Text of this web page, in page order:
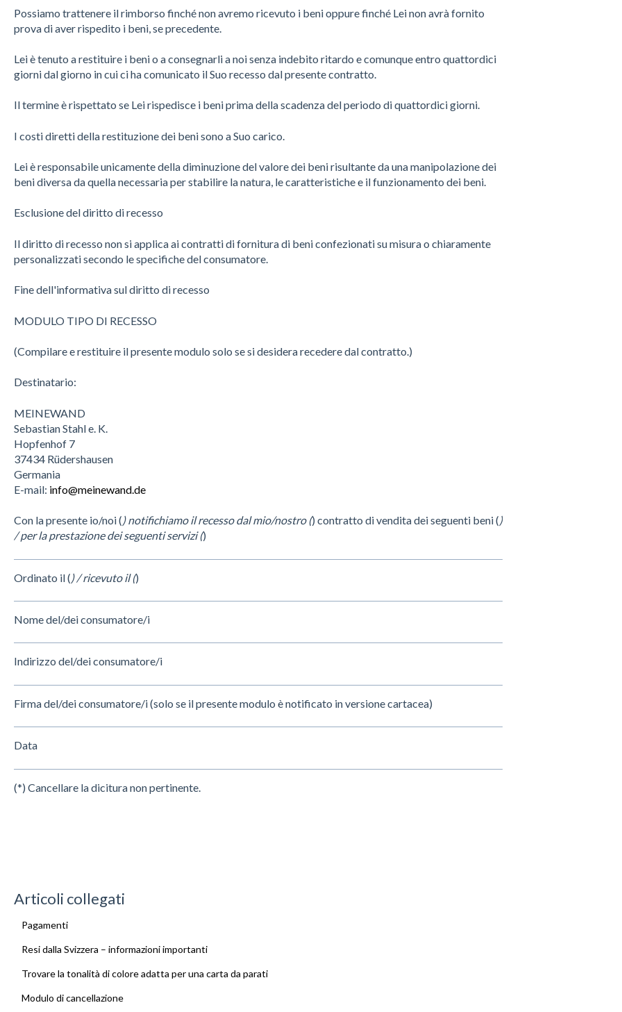
Possiamo trattenere il rimborso finché non avremo ricevuto i beni oppure finché Lei non avrà fornito
prova di aver rispedito i beni, se precedente.
Lei è tenuto a restituire i beni o a consegnarli a noi senza indebito ritardo e comunque entro quattordici
giorni dal giorno in cui ci ha comunicato il Suo recesso dal presente contratto.
Il termine è rispettato se Lei rispedisce i beni prima della scadenza del periodo di quattordici giorni.
I costi diretti della restituzione dei beni sono a Suo carico.
Lei è responsabile unicamente della diminuzione del valore dei beni risultante da una manipolazione dei
beni diversa da quella necessaria per stabilire la natura, le caratteristiche e il funzionamento dei beni.
Esclusione del diritto di recesso
Il diritto di recesso non si applica ai contratti di fornitura di beni confezionati su misura o chiaramente
personalizzati secondo le specifiche del consumatore.
Fine dell'informativa sul diritto di recesso
MODULO TIPO DI RECESSO
(Compilare e restituire il presente modulo solo se si desidera recedere dal contratto.)
Destinatario:
MEINEWAND
Sebastian Stahl e. K.
Hopfenhof 7
37434 Rüdershausen
Germania
E-mail: info@meinewand.de
Con la presente io/noi () notifichiamo il recesso dal mio/nostro () contratto di vendita dei seguenti beni ()
/ per la prestazione dei seguenti servizi ()
Ordinato il () / ricevuto il ()
Nome del/dei consumatore/i
Indirizzo del/dei consumatore/i
Firma del/dei consumatore/i (solo se il presente modulo è notificato in versione cartacea)
Data
(*) Cancellare la dicitura non pertinente.
Articoli collegati
Pagamenti
Resi dalla Svizzera – informazioni importanti
Trovare la tonalità di colore adatta per una carta da parati
Modulo di cancellazione